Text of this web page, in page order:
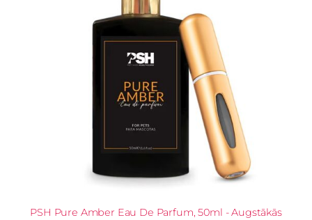
PSH Pure Amber Eau De Parfum, 50ml - Augstākās